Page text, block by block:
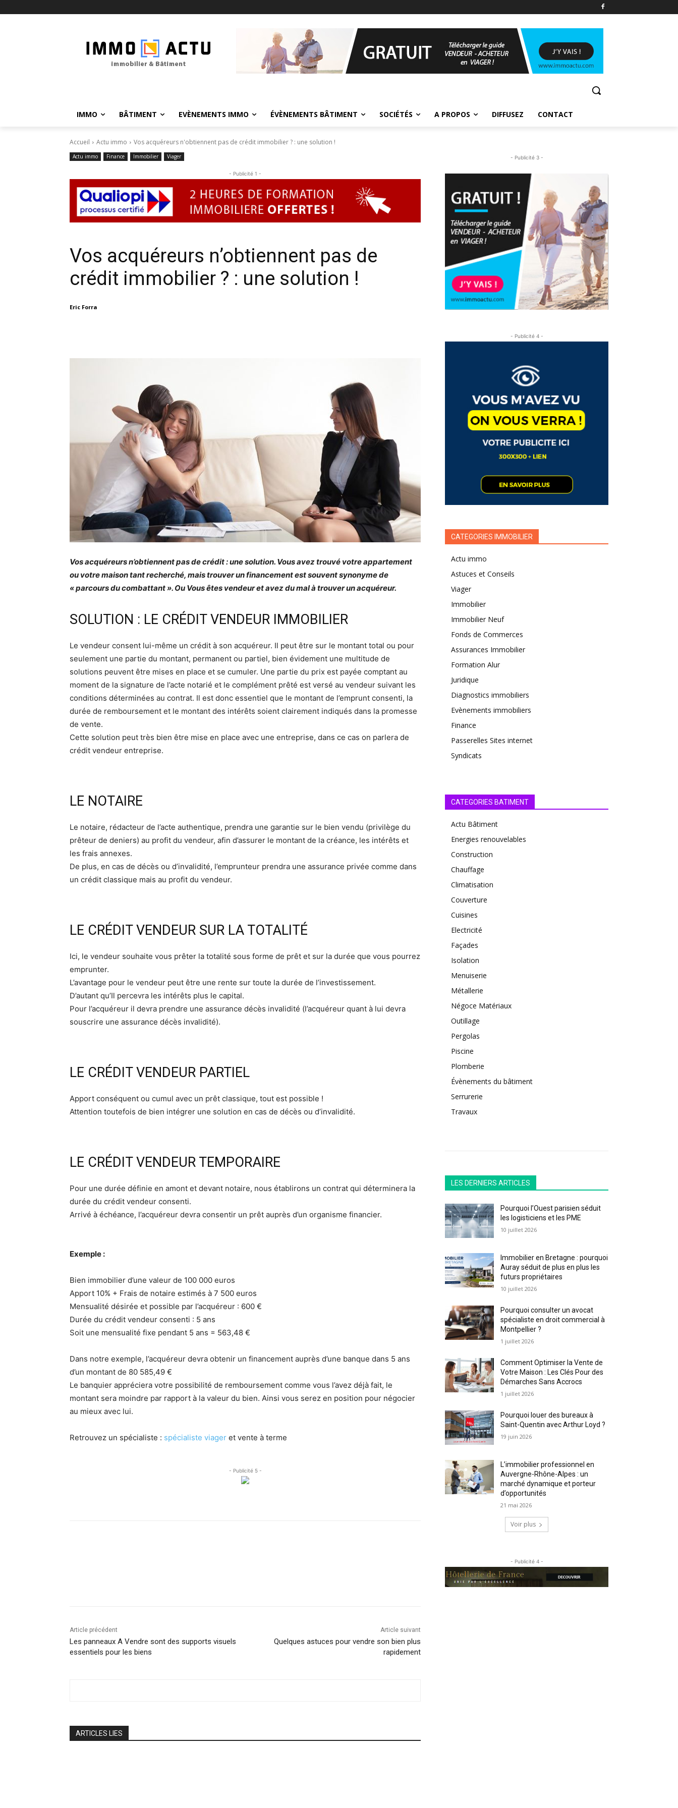
IMMO BÂTIMENT EVÈNEMENTS IMMO ÉVÈNEMENTS BÂTIMENT SOCIÉTÉS A PROPOS DIFFUSEZ CONTACT
Accueil Actu immo Vos acquéreurs n'obtiennent pas de crédit immobilier ? : une solution !
Actu immo Finance Immobilier Viager
- Publicité 1 -
Vos acquéreurs n’obtiennent pas de
crédit immobilier ? : une solution !
Eric Forra
Vos acquéreurs n’obtiennent pas de crédit : une solution. Vous avez trouvé votre appartement
ou votre maison tant recherché, mais trouver un financement est souvent synonyme de
« parcours du combattant ». Ou Vous êtes vendeur et avez du mal à trouver un acquéreur.
SOLUTION : LE CRÉDIT VENDEUR IMMOBILIER
Le vendeur consent lui-même un crédit à son acquéreur. Il peut être sur le montant total ou pour
seulement une partie du montant, permanent ou partiel, bien évidement une multitude de
solutions peuvent être mises en place et se cumuler. Une partie du prix est payée comptant au
moment de la signature de l’acte notarié et le complément prêté est versé au vendeur suivant les
conditions déterminées au contrat. Il est donc essentiel que le montant de l’emprunt consenti, la
durée de remboursement et le montant des intérêts soient clairement indiqués dans la promesse
de vente.
Cette solution peut très bien être mise en place avec une entreprise, dans ce cas on parlera de
crédit vendeur entreprise.
LE NOTAIRE
Le notaire, rédacteur de l’acte authentique, prendra une garantie sur le bien vendu (privilège du
prêteur de deniers) au profit du vendeur, afin d’assurer le montant de la créance, les intérêts et
les frais annexes.
De plus, en cas de décès ou d’invalidité, l’emprunteur prendra une assurance privée comme dans
un crédit classique mais au profit du vendeur.
LE CRÉDIT VENDEUR SUR LA TOTALITÉ
Ici, le vendeur souhaite vous prêter la totalité sous forme de prêt et sur la durée que vous pourrez
emprunter.
L’avantage pour le vendeur peut être une rente sur toute la durée de l’investissement.
D’autant qu’Il percevra les intérêts plus le capital.
Pour l’acquéreur il devra prendre une assurance décès invalidité (l’acquéreur quant à lui devra
souscrire une assurance décès invalidité).
LE CRÉDIT VENDEUR PARTIEL
Apport conséquent ou cumul avec un prêt classique, tout est possible !
Attention toutefois de bien intégrer une solution en cas de décès ou d’invalidité.
LE CRÉDIT VENDEUR TEMPORAIRE
Pour une durée définie en amont et devant notaire, nous établirons un contrat qui déterminera la
durée du crédit vendeur consenti.
Arrivé à échéance, l’acquéreur devra consentir un prêt auprès d’un organisme financier.
Exemple :
Bien immobilier d’une valeur de 100 000 euros
Apport 10% + Frais de notaire estimés à 7 500 euros
Mensualité désirée et possible par l’acquéreur : 600 €
Durée du crédit vendeur consenti : 5 ans
Soit une mensualité fixe pendant 5 ans = 563,48 €
Dans notre exemple, l’acquéreur devra obtenir un financement auprès d’une banque dans 5 ans
d’un montant de 80 585,49 €
Le banquier appréciera votre possibilité de remboursement comme vous l’avez déjà fait, le
montant sera moindre par rapport à la valeur du bien. Ainsi vous serez en position pour négocier
au mieux avec lui.
Retrouvez un spécialiste : spécialiste viager et vente à terme
- Publicité 5 -
Article précédent
Les panneaux A Vendre sont des supports visuels
essentiels pour les biens
Article suivant
Quelques astuces pour vendre son bien plus
rapidement
ARTICLES LIES
- Publicité 3 -
- Publicité 4 -
CATEGORIES IMMOBILIER
Actu immo
Astuces et Conseils
Viager
Immobilier
Immobilier Neuf
Fonds de Commerces
Assurances Immobilier
Formation Alur
Juridique
Diagnostics immobiliers
Evènements immobiliers
Finance
Passerelles Sites internet
Syndicats
CATEGORIES BATIMENT
Actu Bâtiment
Energies renouvelables
Construction
Chauffage
Climatisation
Couverture
Cuisines
Electricité
Façades
Isolation
Menuiserie
Métallerie
Négoce Matériaux
Outillage
Pergolas
Piscine
Plomberie
Évènements du bâtiment
Serrurerie
Travaux
LES DERNIERS ARTICLES
Pourquoi l’Ouest parisien séduit
les logisticiens et les PME
10 juillet 2026
Immobilier en Bretagne : pourquoi
Auray séduit de plus en plus les
futurs propriétaires
10 juillet 2026
Pourquoi consulter un avocat
spécialiste en droit commercial à
Montpellier ?
1 juillet 2026
Comment Optimiser la Vente de
Votre Maison : Les Clés Pour des
Démarches Sans Accrocs
1 juillet 2026
Pourquoi louer des bureaux à
Saint-Quentin avec Arthur Loyd ?
19 juin 2026
L’immobilier professionnel en
Auvergne-Rhône-Alpes : un
marché dynamique et porteur
d’opportunités
21 mai 2026
Voir plus
- Publicité 4 -